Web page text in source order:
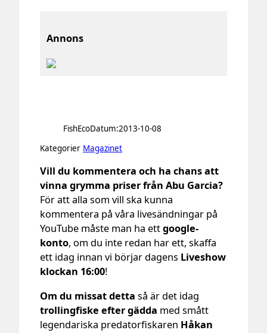
Annons
FishEcoDatum:2013-10-08
Kategorier Magazinet
Vill du kommentera och ha chans att
vinna grymma priser från Abu Garcia?
För att alla som vill ska kunna
kommentera på våra livesändningar på
YouTube måste man ha ettgoogle-
konto, om du inte redan har ett, skaffa
ett idag innan vi börjar dagens Liveshow
klockan 16:00!
Om du missat detta så är det idag
trollingfiske efter gädda med smått
legendariska predatorfiskaren Håkan